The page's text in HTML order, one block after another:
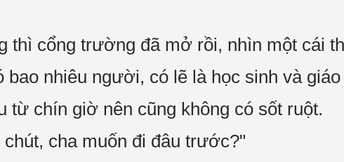
thì cổng trường đã mở rồi, nhìn một cái
nhiêu người, có lẽ là học sinh và
từ chín giờ nên cũng không có sốt ruột.
cha muốn đi đâu trước?"